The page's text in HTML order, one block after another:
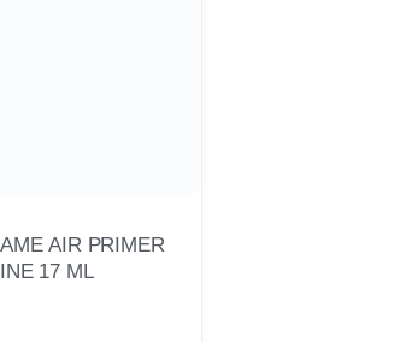
AIR PRIMER
17 ML